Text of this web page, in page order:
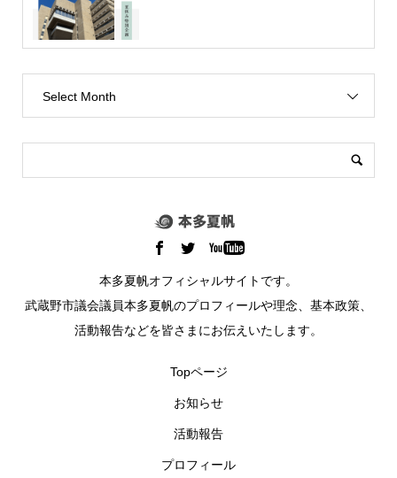
Select Month
本多夏帆オフィシャルサイトです。
武蔵野市議会議員本多夏帆のプロフィールや理念、基本政策、
活動報告などを皆さまにお伝えいたします。
Topページ
お知らせ
活動報告
プロフィール